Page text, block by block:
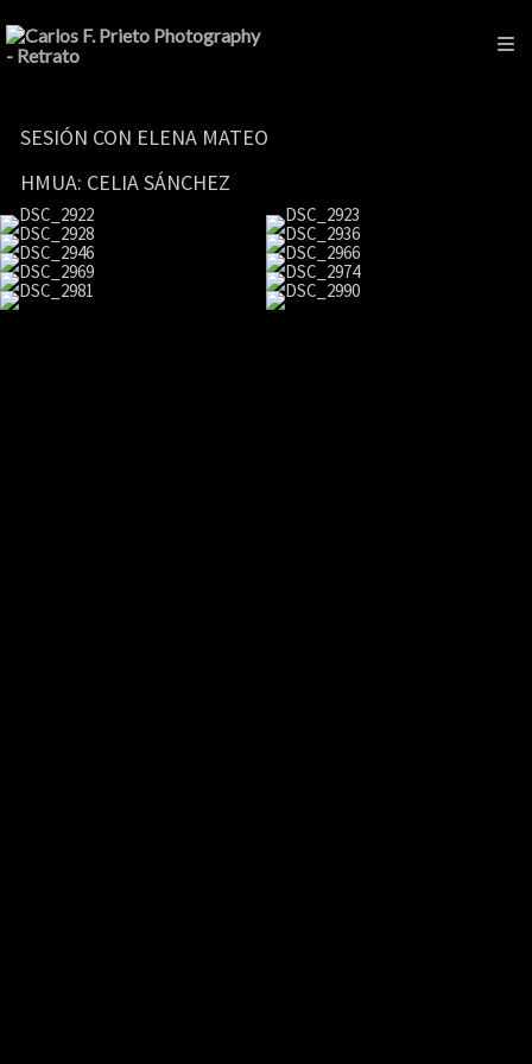
SESIÓN CON ELENA MATEO
HMUA: CELIA SÁNCHEZ